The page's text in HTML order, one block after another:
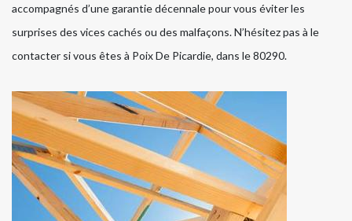
accompagnés d’une garantie décennale pour vous éviter les
surprises des vices cachés ou des malfaçons. N’hésitez pas à le
contacter si vous êtes à Poix De Picardie, dans le 80290.